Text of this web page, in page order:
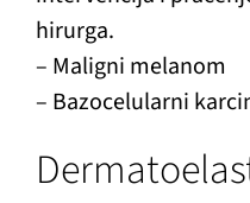
hirurga.
– Maligni melanom
– Bazocelularni